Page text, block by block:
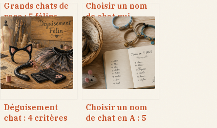
Grands chats de
race : 5 félins
majestueux et
leurs besoins
réels
Choisir un nom
de chat qui
claque : 3 règles
d’or pour une
identification
immédiate
Déguisement
chat : 4 critères
Choisir un nom
de chat en A : 5